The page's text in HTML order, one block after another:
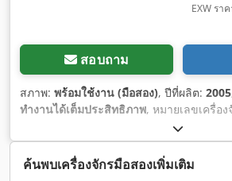
EXW รา
สอบถาม
สภาพ: พร้อมใช้งาน (มือสอง), ปีที่ผลิต: 2005
ทำงานได้เต็มประสิทธิภาพ, หมายเลขเครื่อ
, น้ำหนักรวม:
800 มม, ความกว้างทั้งหมด:700 มม, ความ
กำลัง:22 กิโลวัตต์ (29.91 แรงม้า), ความดัน
ค้นพบเครื่องจักรมือสองเพิ่มเติม